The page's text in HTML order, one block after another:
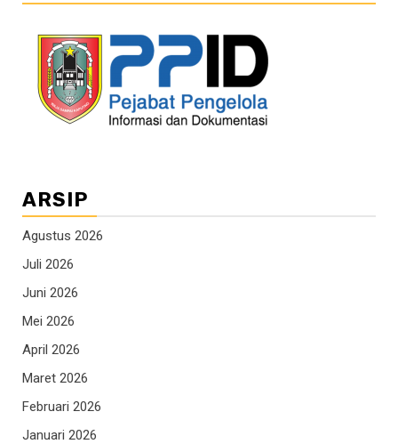
ARSIP
Agustus 2026
Juli 2026
Juni 2026
Mei 2026
April 2026
Maret 2026
Februari 2026
Januari 2026